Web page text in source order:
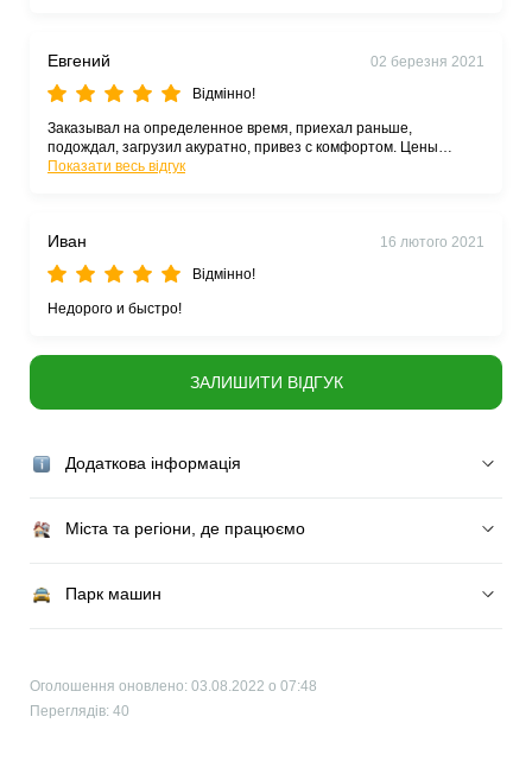
Евгений
02 березня 2021
Відмінно!
Заказывал на определенное время, приехал раньше,
подождал, загрузил акуратно, привез с комфортом. Цены
адекватные, не завышает. РЕКОМЕНДУЮ.
Показати весь відгук
Иван
16 лютого 2021
Відмінно!
Недорого и быстро!
ЗАЛИШИТИ ВІДГУК
Додаткова інформація
Міста та регіони, де працюємо
Парк машин
Оголошення оновлено: 03.08.2022 о 07:48
Переглядів: 40